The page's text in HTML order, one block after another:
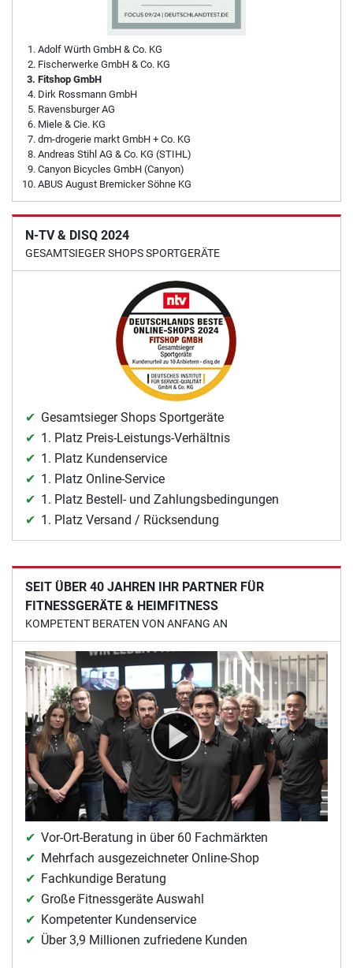
Adolf Würth GmbH & Co. KG
Fischerwerke GmbH & Co. KG
Fitshop GmbH
Dirk Rossmann GmbH
Ravensburger AG
Miele & Cie. KG
dm-drogerie markt GmbH + Co. KG
Andreas Stihl AG & Co. KG (STIHL)
Canyon Bicycles GmbH (Canyon)
ABUS August Bremicker Söhne KG
N-TV & DISQ 2024
GESAMTSIEGER SHOPS SPORTGERÄTE
Gesamtsieger Shops Sportgeräte
1. Platz Preis-Leistungs-Verhältnis
1. Platz Kundenservice
1. Platz Online-Service
1. Platz Bestell- und Zahlungsbedingungen
1. Platz Versand / Rücksendung
SEIT ÜBER 40 JAHREN IHR PARTNER FÜR
FITNESSGERÄTE & HEIMFITNESS
KOMPETENT BERATEN VON ANFANG AN
Vor-Ort-Beratung in über 60 Fachmärkten
Mehrfach ausgezeichneter Online-Shop
Fachkundige Beratung
Große Fitnessgeräte Auswahl
Kompetenter Kundenservice
Über 3,9 Millionen zufriedene Kunden